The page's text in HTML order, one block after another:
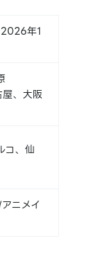
年1
、大阪
コ、仙
ニメイ